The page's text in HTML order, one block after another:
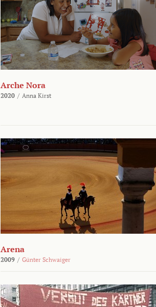
Arche Nora
2020 / Anna Kirst
Arena
2009 / Günter Schwaiger